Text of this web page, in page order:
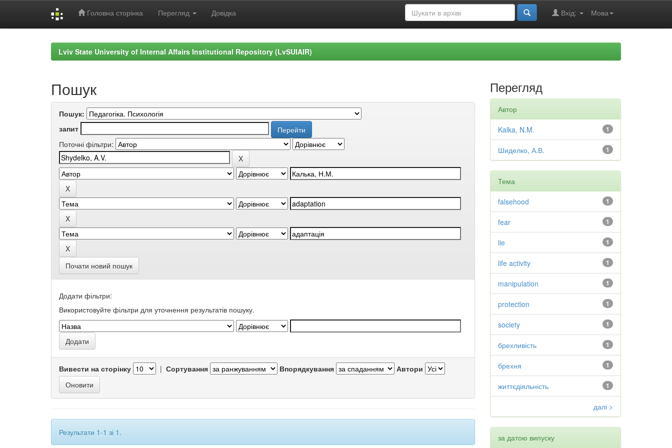
Головна сторінка Перегляд Довідка Мова
Вхід:
Lviv State University of Internal Affairs Institutional Repository (LvSUIAIR)
Пошук
Пошук:
запит
Поточні фільтри:
Почати новий пошук
Додати фільтри:
Використовуйте фільтри для уточнення результатів пошуку.
Вивести на сторінку | Сортування Впорядкування Автори
Результати 1-1 зі 1.
Перегляд
Автор
1
Kalka, N.M.
1
Шиделко, А.В.
Тема
1
falsehood
1
fear
1
lie
1
life activity
1
manipulation
1
protection
1
society
1
брехливість
1
брехня
1
життєдіяльність
далі >
за датою випуску